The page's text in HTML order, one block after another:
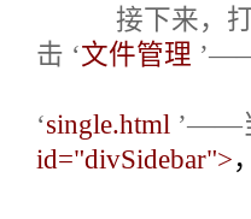
接下来，打开
击 ‘文件管理
‘single.html ’——
id="divSidebar">